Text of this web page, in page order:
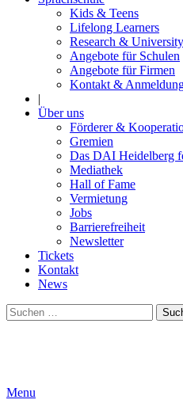
Kids & Teens
Lifelong Learners
Research &
Angebote für Schulen
Angebote für Firmen
Kontakt &
|
Über uns
Förderer &
Gremien
Das DAI Heidelberg
Mediathek
Hall of Fame
Vermietung
Jobs
Barrierefreiheit
Newsletter
Tickets
Kontakt
News
Suchen
nach:
Menu